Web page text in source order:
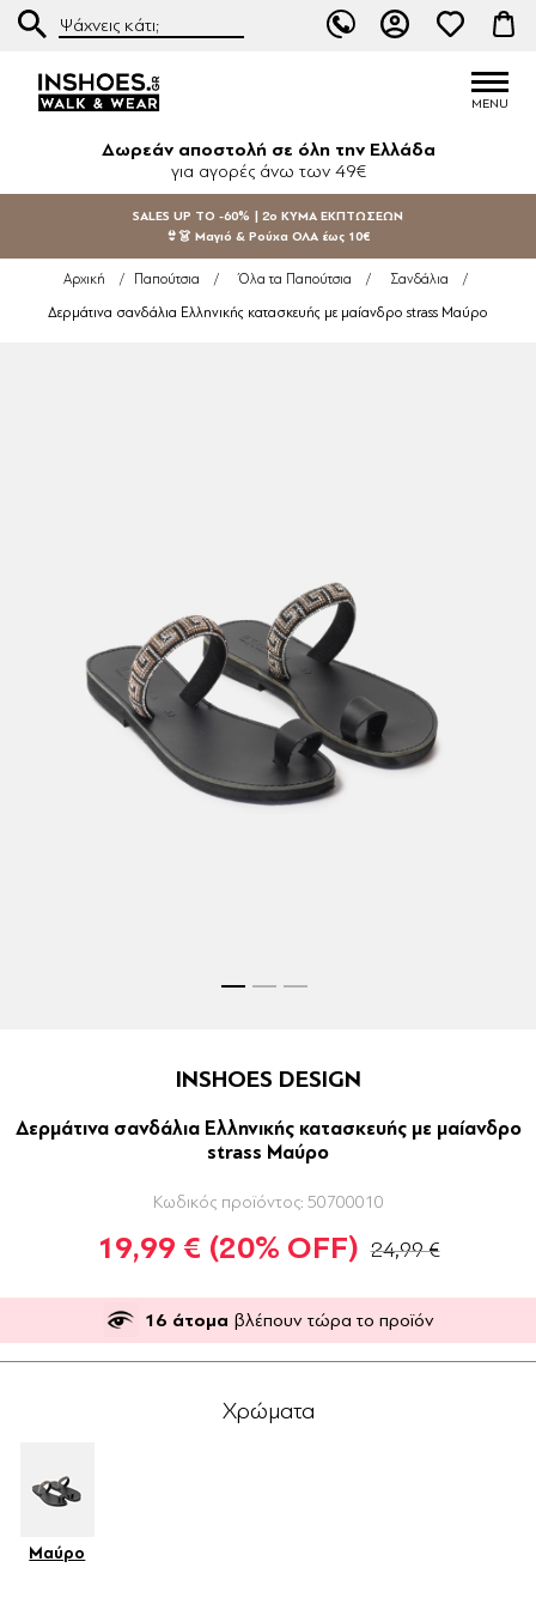
Δωρεάν αποστολή σε όλη την Ελλάδα
για αγορές άνω των 49€
SALES UP TO -60% | 2ο ΚΥΜΑ ΕΚΠΤΩΣΕΩΝ
👙👗 Μαγιό & Ρούχα ΟΛΑ έως 10€
Αρχική / Παπούτσια / Όλα τα Παπούτσια / Σανδάλια /
Δερμάτινα σανδάλια Ελληνικής κατασκευής με μαίανδρο strass Μαύρο
INSHOES DESIGN
Δερμάτινα σανδάλια Ελληνικής κατασκευής με μαίανδρο
strass Μαύρο
Κωδικός προϊόντος: 50700010
19,99 € (20% OFF) 24,99 €
16 άτομα βλέπουν τώρα το προϊόν
Χρώματα
Μαύρο